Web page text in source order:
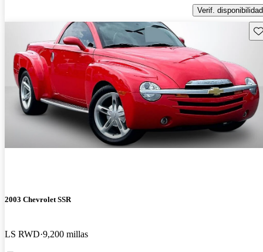
Verif. disponibilidad
2003 Chevrolet SSR
LS RWD 9,200 millas